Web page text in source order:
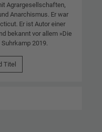
Agrargesellschaften,
Anarchismus. Er war
Er ist Autor einer
bekannt vor allem »Die
2019.
Titel